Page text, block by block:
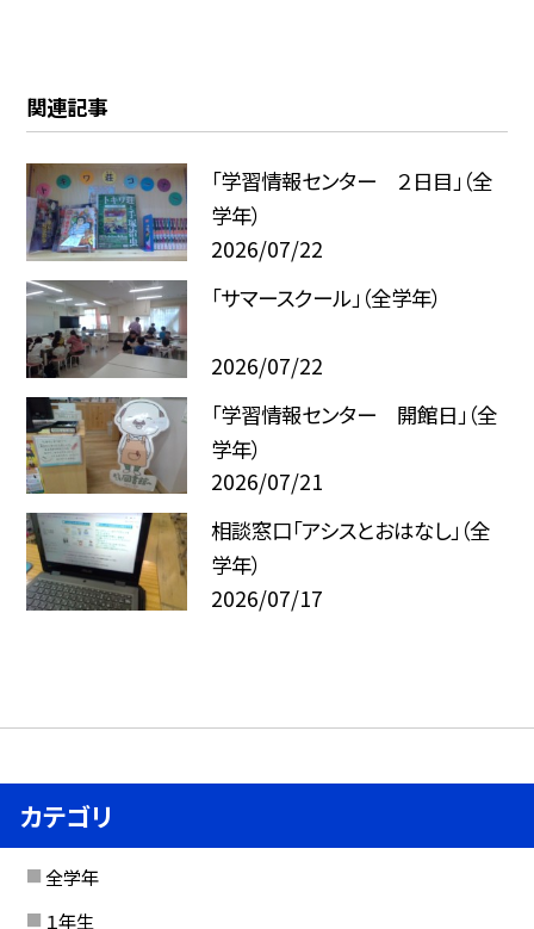
関連記事
「学習情報センター ２日目」（全
学年）
2026/07/22
「サマースクール」（全学年）
2026/07/22
「学習情報センター 開館日」（全
学年）
2026/07/21
相談窓口「アシスとおはなし」（全
学年）
2026/07/17
カテゴリ
全学年
１年生